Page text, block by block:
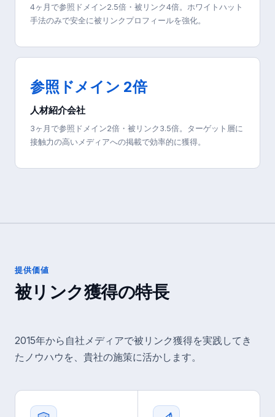
4ヶ月で参照ドメイン2.5倍・被リンク4倍。ホワイトハット
手法のみで安全に被リンクプロフィールを強化。
参照ドメイン 2倍
人材紹介会社
3ヶ月で参照ドメイン2倍・被リンク3.5倍。ターゲット層に
接触力の高いメディアへの掲載で効率的に獲得。
提供価値
被リンク獲得の特長
2015年から自社メディアで被リンク獲得を実践してき
たノウハウを、貴社の施策に活かします。